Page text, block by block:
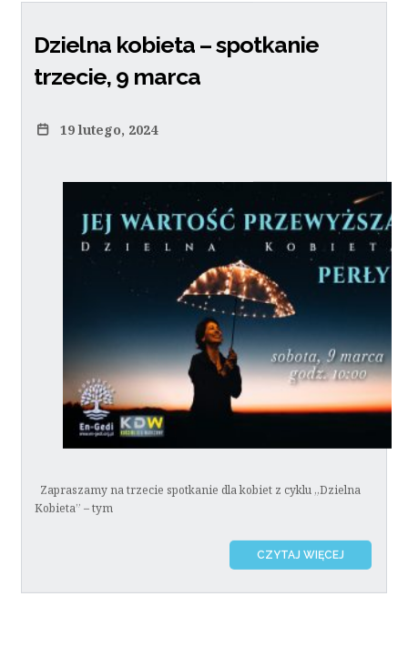
Dzielna kobieta – spotkanie
trzecie, 9 marca
19 lutego, 2024
Zapraszamy na trzecie spotkanie dla kobiet z cyklu „Dzielna
Kobieta” – tym
CZYTAJ WIĘCEJ